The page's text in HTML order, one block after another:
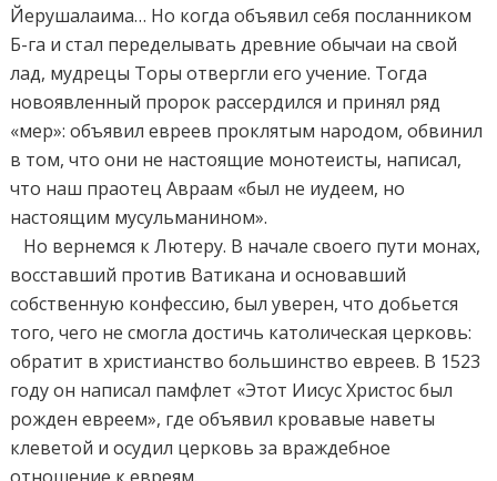
Йерушалаима… Но когда объявил себя посланником
Б-га и стал переделывать древние обычаи на свой
лад, мудрецы Торы отвергли его учение. Тогда
новоявленный пророк рассердился и принял ряд
«мер»: объявил евреев проклятым народом, обвинил
в том, что они не настоящие монотеисты, написал,
что наш праотец Авраам «был не иудеем, но
настоящим мусульманином».
Но вернемся к Лютеру. В начале своего пути монах,
восставший против Ватикана и основавший
собственную конфесcию, был уверен, что добьется
того, чего не смогла достичь католическая церковь:
обратит в христианство большинство евреев. В 1523
году он написал памфлет «Этот Иисус Христос был
рожден евреем», где объявил кровавые наветы
клеветой и осудил церковь за враждебное